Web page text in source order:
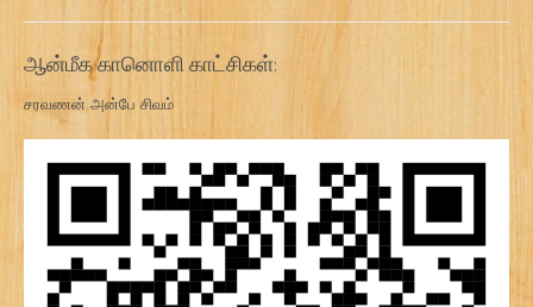
ஆன்மீக கானொளி காட்சிகள்:
சரவணன் அன்பே சிவம்